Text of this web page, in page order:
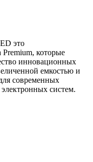
это
Premium, которые
инновационных
емкостью и
современных
систем.